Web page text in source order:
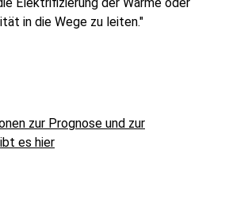
in die Wege zu leiten."
zur Prognose und zur
es hier